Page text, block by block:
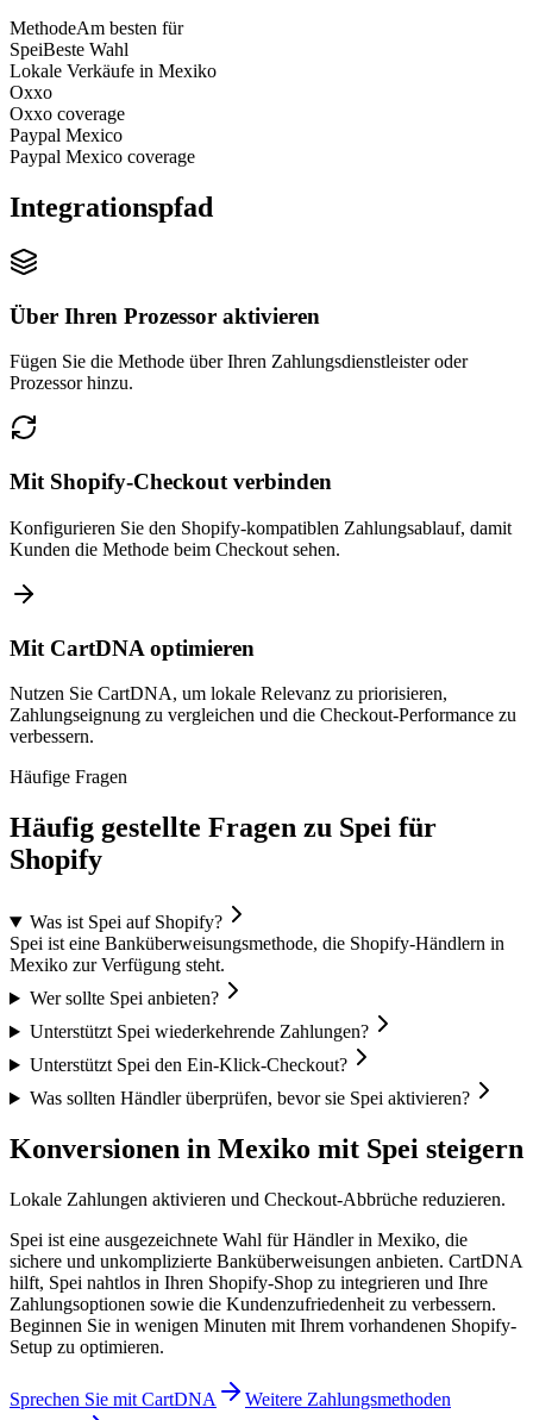
MethodeAm besten für
SpeiBeste Wahl
Lokale Verkäufe in Mexiko
Oxxo
Oxxo coverage
Paypal Mexico
Paypal Mexico coverage
Integrationspfad
Über Ihren Prozessor aktivieren
Fügen Sie die Methode über Ihren Zahlungsdienstleister oder
Prozessor hinzu.
Mit Shopify-Checkout verbinden
Konfigurieren Sie den Shopify-kompatiblen Zahlungsablauf, damit
Kunden die Methode beim Checkout sehen.
Mit CartDNA optimieren
Nutzen Sie CartDNA, um lokale Relevanz zu priorisieren,
Zahlungseignung zu vergleichen und die Checkout-Performance zu
verbessern.
Häufige Fragen
Häufig gestellte Fragen zu Spei für
Shopify
Was ist Spei auf Shopify?
Spei ist eine Banküberweisungsmethode, die Shopify-Händlern in
Mexiko zur Verfügung steht.
Wer sollte Spei anbieten?
Unterstützt Spei wiederkehrende Zahlungen?
Unterstützt Spei den Ein-Klick-Checkout?
Was sollten Händler überprüfen, bevor sie Spei aktivieren?
Konversionen in Mexiko mit Spei steigern
Lokale Zahlungen aktivieren und Checkout-Abbrüche reduzieren.
Spei ist eine ausgezeichnete Wahl für Händler in Mexiko, die
sichere und unkomplizierte Banküberweisungen anbieten. CartDNA
hilft, Spei nahtlos in Ihren Shopify-Shop zu integrieren und Ihre
Zahlungsoptionen sowie die Kundenzufriedenheit zu verbessern.
Beginnen Sie in wenigen Minuten mit Ihrem vorhandenen Shopify-
Setup zu optimieren.
Sprechen Sie mit CartDNA
Weitere Zahlungsmethoden